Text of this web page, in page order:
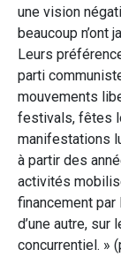
une vision
beaucoup n’ont
Leurs
parti
mouvements
festivals, fêtes
manifestations
à partir des
activités
financement par
d’une autre,
concurrentiel. »